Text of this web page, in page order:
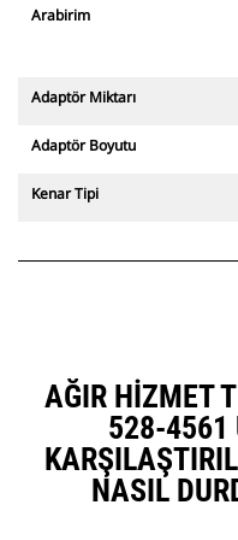
Arabirim
Adaptör Miktarı
Adaptör Boyutu
Kenar Tipi
AĞIR HIZMET
528-4561
NASIL